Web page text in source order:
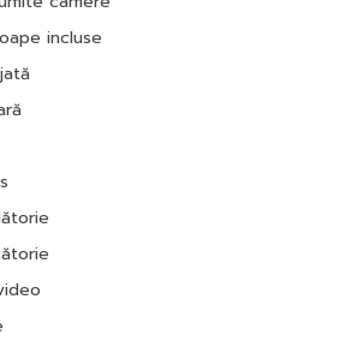
incluse